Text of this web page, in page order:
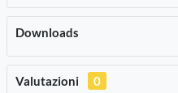
Downloads
Valutazioni
0